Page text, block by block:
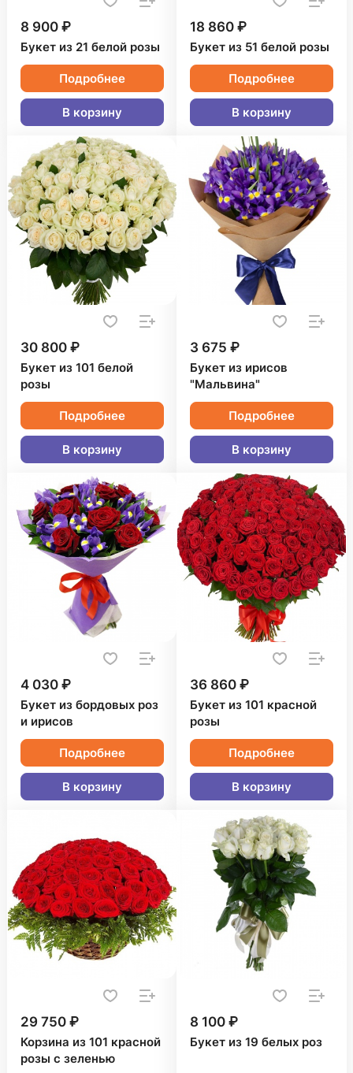
8 900 ₽
Букет из 21 белой розы
Подробнее
В корзину
18 860 ₽
Букет из 51 белой розы
Подробнее
В корзину
30 800 ₽
Букет из 101 белой
розы
Подробнее
В корзину
3 675 ₽
Букет из ирисов
"Мальвина"
Подробнее
В корзину
4 030 ₽
Букет из бордовых роз
и ирисов
Подробнее
В корзину
36 860 ₽
Букет из 101 красной
розы
Подробнее
В корзину
29 750 ₽
Корзина из 101 красной
розы с зеленью
8 100 ₽
Букет из 19 белых роз